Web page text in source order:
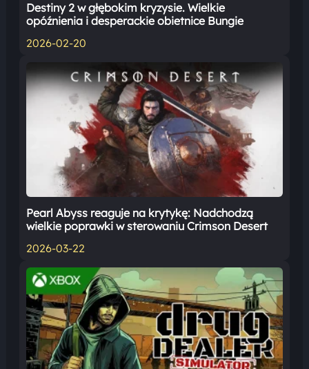
Destiny 2 w głębokim kryzysie. Wielkie
opóźnienia i desperackie obietnice Bungie
2026-02-20
Pearl Abyss reaguje na krytykę: Nadchodzą
wielkie poprawki w sterowaniu Crimson Desert
2026-03-22